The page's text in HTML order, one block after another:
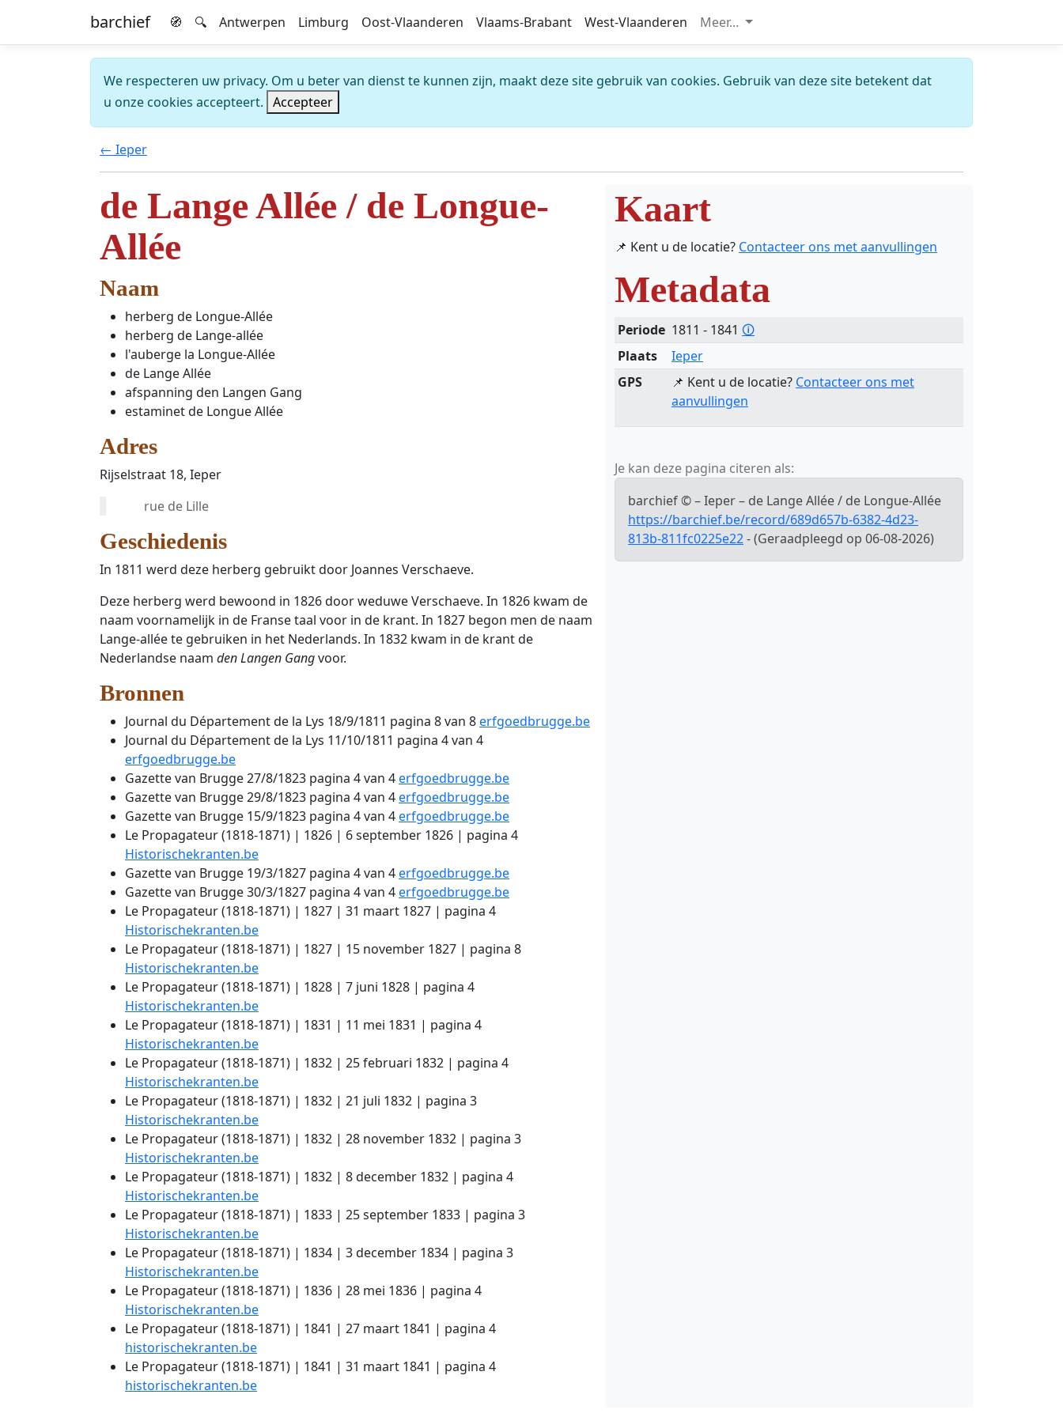
barchief 🧭 🔍 Antwerpen Limburg Oost-Vlaanderen Vlaams-Brabant West-Vlaanderen Meer...
We respecteren uw privacy. Om u beter van dienst te kunnen zijn, maakt deze site gebruik van cookies. Gebruik van deze site betekent dat
u onze cookies accepteert. Accepteer
← Ieper
de Lange Allée / de Longue-
Allée
Naam
herberg de Longue-Allée
herberg de Lange-allée
l'auberge la Longue-Allée
de Lange Allée
afspanning den Langen Gang
estaminet de Longue Allée
Adres
Rijselstraat 18, Ieper
rue de Lille
Geschiedenis
In 1811 werd deze herberg gebruikt door Joannes Verschaeve.
Deze herberg werd bewoond in 1826 door weduwe Verschaeve. In 1826 kwam de
naam voornamelijk in de Franse taal voor in de krant. In 1827 begon men de naam
Lange-allée te gebruiken in het Nederlands. In 1832 kwam in de krant de
Nederlandse naam den Langen Gangvoor.
Bronnen
Journal du Département de la Lys 18/9/1811 pagina 8 van 8erfgoedbrugge.be
Journal du Département de la Lys 11/10/1811 pagina 4 van 4
erfgoedbrugge.be
Gazette van Brugge 27/8/1823 pagina 4 van 4erfgoedbrugge.be
Gazette van Brugge 29/8/1823 pagina 4 van 4erfgoedbrugge.be
Gazette van Brugge 15/9/1823 pagina 4 van 4erfgoedbrugge.be
Le Propagateur (1818-1871) | 1826 | 6 september 1826 | pagina 4
Historischekranten.be
Gazette van Brugge 19/3/1827 pagina 4 van 4erfgoedbrugge.be
Gazette van Brugge 30/3/1827 pagina 4 van 4erfgoedbrugge.be
Le Propagateur (1818-1871) | 1827 | 31 maart 1827 | pagina 4
Historischekranten.be
Le Propagateur (1818-1871) | 1827 | 15 november 1827 | pagina 8
Historischekranten.be
Le Propagateur (1818-1871) | 1828 | 7 juni 1828 | pagina 4
Historischekranten.be
Le Propagateur (1818-1871) | 1831 | 11 mei 1831 | pagina 4
Historischekranten.be
Le Propagateur (1818-1871) | 1832 | 25 februari 1832 | pagina 4
Historischekranten.be
Le Propagateur (1818-1871) | 1832 | 21 juli 1832 | pagina 3
Historischekranten.be
Le Propagateur (1818-1871) | 1832 | 28 november 1832 | pagina 3
Historischekranten.be
Le Propagateur (1818-1871) | 1832 | 8 december 1832 | pagina 4
Historischekranten.be
Le Propagateur (1818-1871) | 1833 | 25 september 1833 | pagina 3
Historischekranten.be
Le Propagateur (1818-1871) | 1834 | 3 december 1834 | pagina 3
Historischekranten.be
Le Propagateur (1818-1871) | 1836 | 28 mei 1836 | pagina 4
Historischekranten.be
Le Propagateur (1818-1871) | 1841 | 27 maart 1841 | pagina 4
historischekranten.be
Le Propagateur (1818-1871) | 1841 | 31 maart 1841 | pagina 4
historischekranten.be
Kaart
📌 Kent u de locatie? Contacteer ons met aanvullingen
Metadata
Periode 1811 - 1841 🛈
Plaats
Ieper
GPS
📌 Kent u de locatie? Contacteer ons met
aanvullingen
Je kan deze pagina citeren als:
barchief © – Ieper – de Lange Allée / de Longue-Allée
https://barchief.be/record/689d657b-6382-4d23-
813b-811fc0225e22- (Geraadpleegd op 06-08-2026)